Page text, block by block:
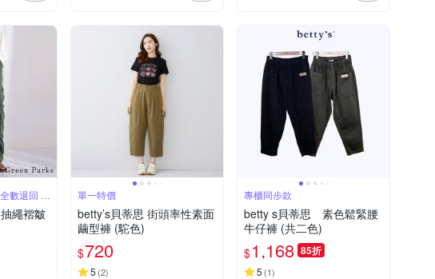
數退回 不
繩褶皺
單一特價
betty’s貝蒂思 街頭率性素面
繭型褲 (駝色)
$720
5 (2)
專櫃同步款
betty s貝蒂思 素色鬆緊腰
牛仔褲 (共二色)
$1,168 85折
5 (1)